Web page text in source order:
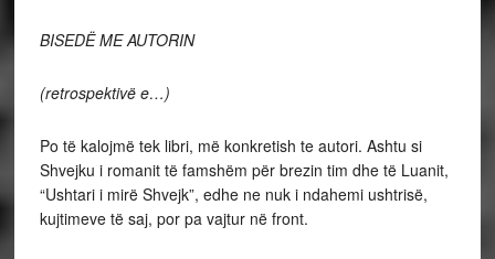
BISEDË ME AUTORIN
(retrospektivë e…)
Po të kalojmë tek libri, më konkretish te autori. Ashtu si
Shvejku i romanit të famshëm për brezin tim dhe të Luanit,
“Ushtari i mirë Shvejk”, edhe ne nuk i ndahemi ushtrisë,
kujtimeve të saj, por pa vajtur në front.